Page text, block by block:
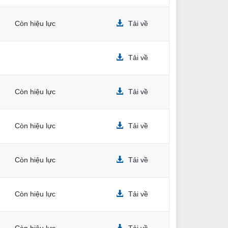
Còn hiệu lực Tải về
Tải về
Còn hiệu lực Tải về
Còn hiệu lực Tải về
Còn hiệu lực Tải về
Còn hiệu lực Tải về